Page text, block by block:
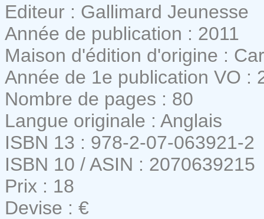
Editeur : Gallimard Jeunesse
Année de publication : 2011
Maison d'édition d'origine :
Année de 1e publication VO :
Nombre de pages : 80
Langue originale : Anglais
ISBN 13 : 978-2-07-063921-2
ISBN 10 / ASIN : 2070639215
Prix : 18
Devise : €